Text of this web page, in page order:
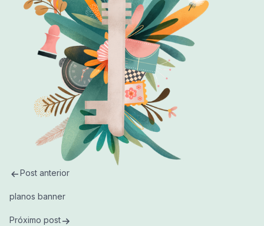
Jazigo
Floricultura
Praça da guarda
Caixa de
memórias
Vela Virtual
2ª VIA DO BOLETO
Post anterior
planos banner
Próximo post